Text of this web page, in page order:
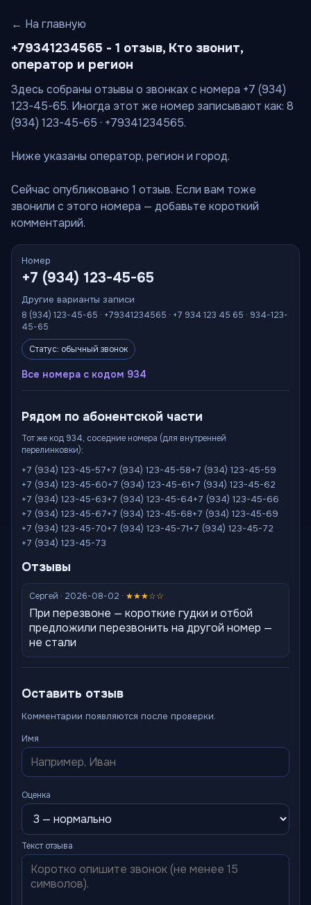
← На главную
+79341234565 - 1 отзыв, Кто звонит,
оператор и регион
Здесь собраны отзывы о звонках с номера +7 (934)
123-45-65. Иногда этот же номер записывают как: 8
(934) 123-45-65 · +79341234565.
Ниже указаны оператор, регион и город.
Сейчас опубликовано 1 отзыв. Если вам тоже
звонили с этого номера — добавьте короткий
комментарий.
Номер
+7 (934) 123-45-65
Другие варианты записи
8 (934) 123-45-65 · +79341234565 · +7 934 123 45 65 · 934-123-
45-65
Статус: обычный звонок
Все номера с кодом 934
Рядом по абонентской части
Тот же код 934, соседние номера (для внутренней
перелинковки):
+7 (934) 123-45-57+7 (934) 123-45-58+7 (934) 123-45-59
+7 (934) 123-45-60+7 (934) 123-45-61+7 (934) 123-45-62
+7 (934) 123-45-63+7 (934) 123-45-64+7 (934) 123-45-66
+7 (934) 123-45-67+7 (934) 123-45-68+7 (934) 123-45-69
+7 (934) 123-45-70+7 (934) 123-45-71+7 (934) 123-45-72
+7 (934) 123-45-73
Отзывы
Сергей · 2026-08-02 · ★★★☆☆
При перезвоне — короткие гудки и отбой
предложили перезвонить на другой номер —
не стали
Оставить отзыв
Комментарии появляются после проверки.
Имя
Оценка
Текст отзыва